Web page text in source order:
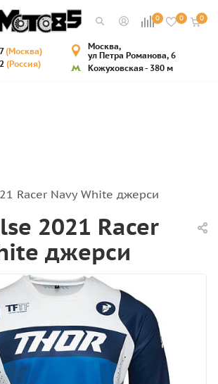
0 0 0
(Москва)
(Россия)
Москва,
ул Петра Романова, 6
Кожуховская - 380 м
Racer Navy White джерси
2021 Racer
джерси